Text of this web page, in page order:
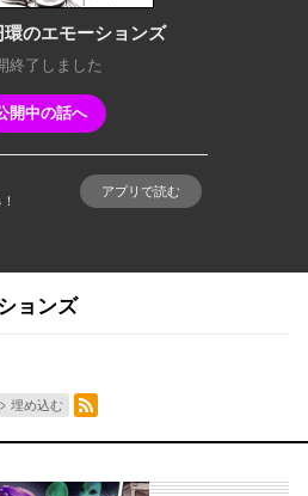
のエモーションズ
終了しました
開中の話へ
アプリで読む
ョンズ
埋め込む
RSSフィード